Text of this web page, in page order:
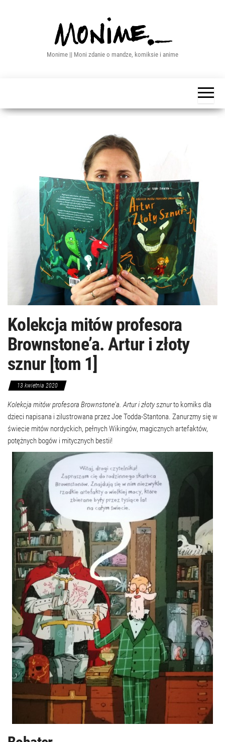
Monime || Moni zdanie o mandze, komiksie i anime
Kolekcja mitów profesora
Brownstone’a. Artur i złoty
sznur [tom 1]
13 kwietnia 2020
Kolekcja mitów profesora Brownstone’a. Artur i złoty sznurto komiks dla
dzieci napisana i zilustrowana przez Joe Todda-Stantona. Zanurzmy się w
świecie mitów nordyckich, pełnych Wikingów, magicznych artefaktów,
potężnych bogów i mitycznych bestii!